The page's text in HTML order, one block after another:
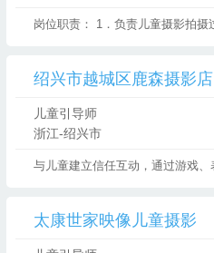
绍兴市越城区鹿森摄影店
儿童引导师
浙江-绍兴市
太康世家映像儿童摄影